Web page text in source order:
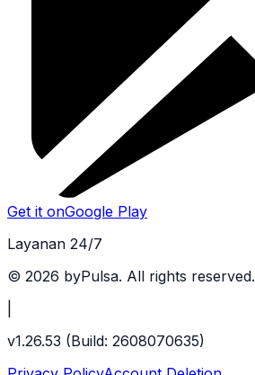
Get it onGoogle Play
Layanan 24/7
© 2026 byPulsa. All rights reserved.
v1.26.53 (Build: 2608070635)